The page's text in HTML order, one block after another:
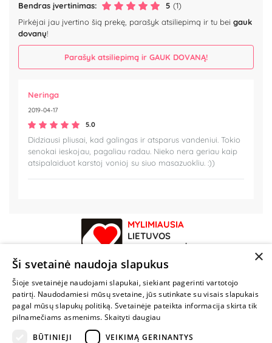
Bendras įvertinimas: 5 (1)
Pirkėjai jau įvertino šią prekę, parašyk atsiliepimą ir tu bei gauk
dovanų!
Parašyk atsiliepimą ir GAUK DOVANĄ!
Neringa
2019-04-17
5.0
Didziausi pliusai, kad galingas ir atsparus vandeniui. Tokio
senokai ieskojau, pagaliau radau. Nieko nera geriau kaip
atsipalaiduot karstoj vonioj su siuo masazuokliu. :))
MYLIMIAUSIA
LIETUVOS
ELEKTRONINĖ
PARDUOTUVĖ
NENUSTOK
ŽAISTI
+370 600 84088
×
Ši svetainė naudoja slapukus
Šioje svetainėje naudojami slapukai, siekiant pagerinti vartotojo
patirtį. Naudodamiesi mūsų svetaine, jūs sutinkate su visais slapukais
pagal mūsų slapukų politiką. Svetainėje pateikta informacija skirta tik
pilnamečiams asmenims. Skaityti daugiau
BŪTINIEJI
VEIKIMĄ GERINANTYS